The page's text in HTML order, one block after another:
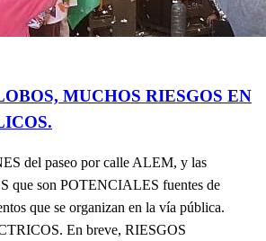
MUCHOS RIESGOS EN
del paseo por calle ALEM, y las
son POTENCIALES fuentes de
que se organizan en la vía pública.
En breve, RIESGOS